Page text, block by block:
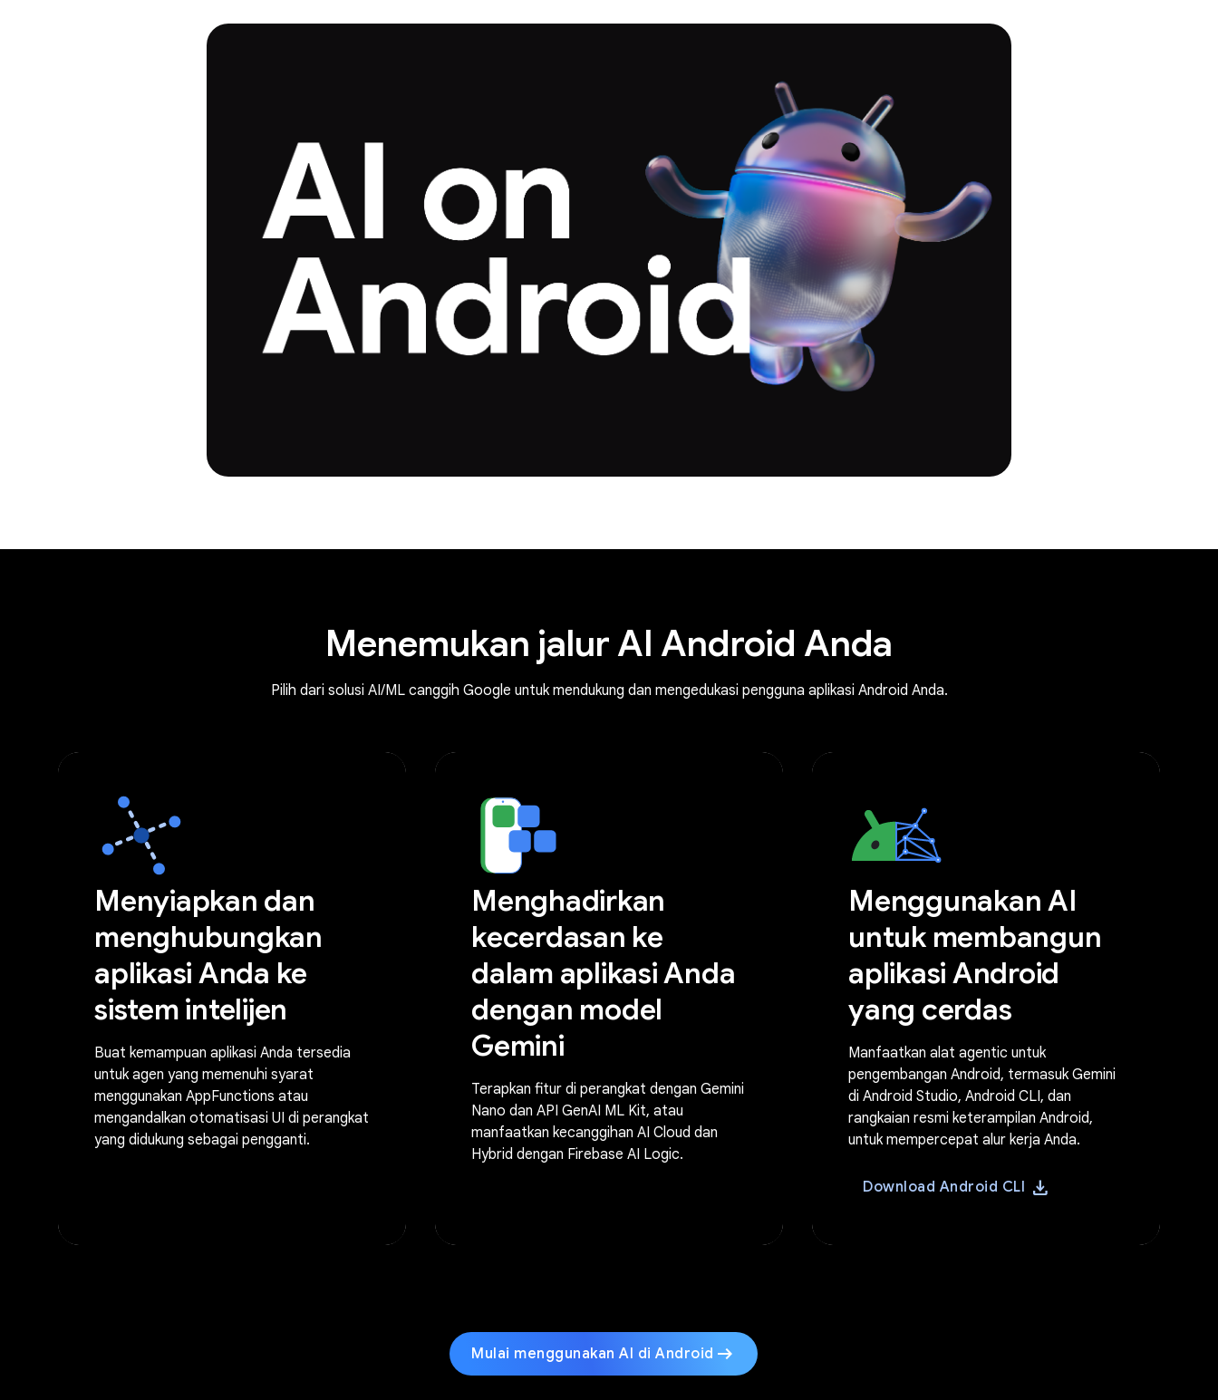
Menemukan jalur AI Android Anda
Pilih dari solusi AI/ML canggih Google untuk mendukung dan mengedukasi pengguna aplikasi Android Anda.
Menyiapkan dan
menghubungkan
aplikasi Anda ke
sistem intelijen
Buat kemampuan aplikasi Anda tersedia
untuk agen yang memenuhi syarat
menggunakan AppFunctions atau
mengandalkan otomatisasi UI di perangkat
yang didukung sebagai pengganti.
Menghadirkan
kecerdasan ke
dalam aplikasi Anda
dengan model
Gemini
Terapkan fitur di perangkat dengan Gemini
Nano dan API GenAI ML Kit, atau
manfaatkan kecanggihan AI Cloud dan
Hybrid dengan Firebase AI Logic.
Menggunakan AI
untuk membangun
aplikasi Android
yang cerdas
Manfaatkan alat agentic untuk
pengembangan Android, termasuk Gemini
di Android Studio, Android CLI, dan
rangkaian resmi keterampilan Android,
untuk mempercepat alur kerja Anda.
Download Android CLI download
Mulai menggunakan AI di Android arrow_right_alt